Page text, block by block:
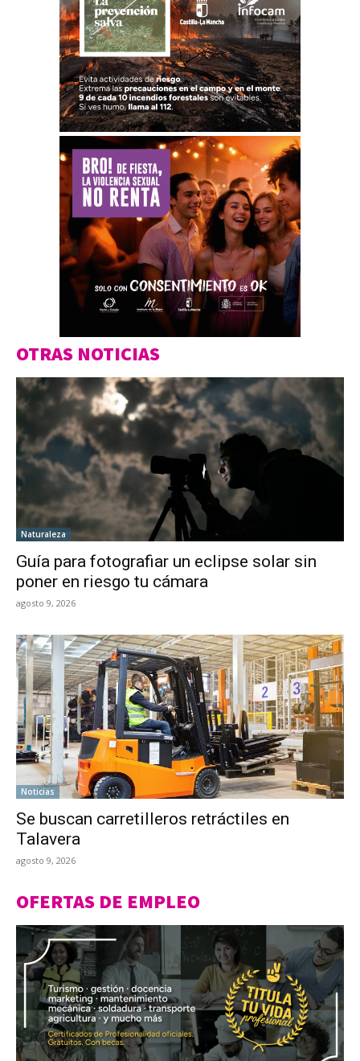
OTRAS NOTICIAS
Naturaleza
Guía para fotografiar un eclipse solar sin
poner en riesgo tu cámara
agosto 9, 2026
Noticias
Se buscan carretilleros retráctiles en
Talavera
agosto 9, 2026
OFERTAS DE EMPLEO